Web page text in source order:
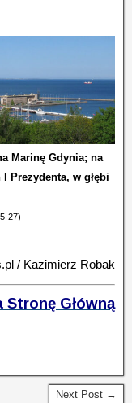
Marinę Gdynia; na
Prezydenta, w głębi
27)
/ Kazimierz Robak
Główną
Next Post →